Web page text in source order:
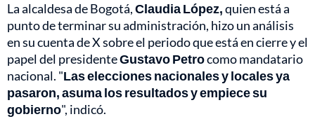
La alcaldesa de Bogotá,Claudia López,quien está a
punto de terminar su administración, hizo un análisis
en su cuenta de X sobre el periodo que está en cierre y el
papel del presidenteGustavo Petrocomo mandatario
nacional. "Las elecciones nacionales y locales ya
pasaron, asuma los resultados y empiece su
gobierno", indicó.